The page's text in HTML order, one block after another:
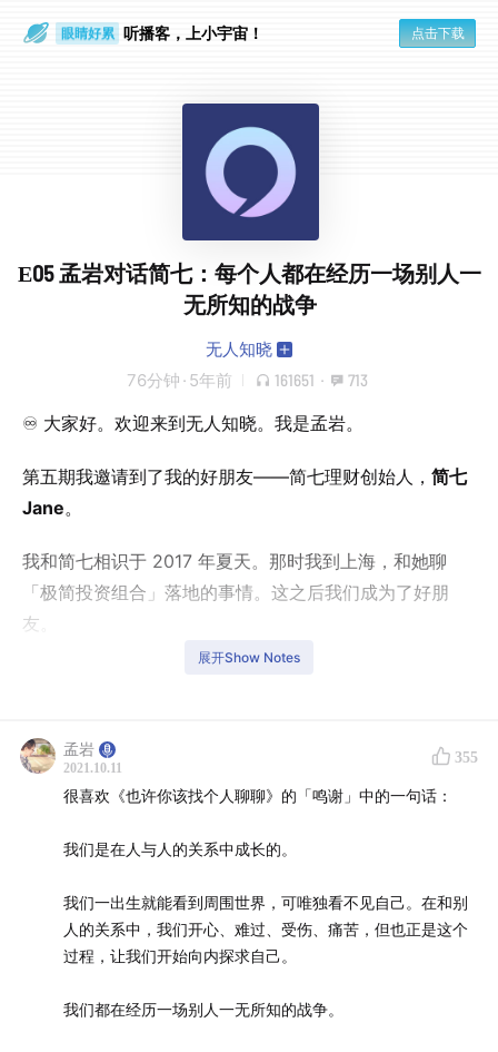
眼睛好累 听播客，上小宇宙！ 点击下载
E05 孟岩对话简七：每个人都在经历一场别人一
无所知的战争
无人知晓
76分钟 · 5年前 161651 · 713
♾️ 大家好。欢迎来到无人知晓。我是孟岩。
第五期我邀请到了我的好朋友——简七理财创始人， 简七
Jane。
我和简七相识于 2017 年夏天。那时我到上海，和她聊
「极简投资组合」落地的事情。这之后我们成为了好朋
友。
在北京还不算太冷的秋天，我们约在了有知有行的办公
室，录制了这期播客。从「极简投资组合」的成绩，聊到
衡，聊到了内心的热爱与能量。
在回忆过往种种经历时，我们发现，每个人都在经历一场
别人一无所知的战争，而这场战争的对手正是自己。
展开Show Notes
孟岩
2021.10.11
355
很喜欢《也许你该找个人聊聊》的「鸣谢」中的一句话：
我们是在人与人的关系中成长的。
我们一出生就能看到周围世界，可唯独看不见自己。在和别
人的关系中，我们开心、难过、受伤、痛苦，但也正是这个
过程，让我们开始向内探求自己。
我们都在经历一场别人一无所知的战争。